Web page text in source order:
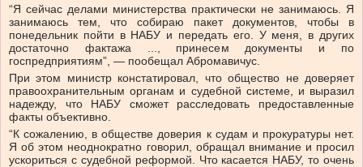
“Я сейчас делами министерства практически не занимаюсь. Я
занимаюсь тем, что собираю пакет документов, чтобы в
понедельник пойти в НАБУ и передать его. У меня, в других
достаточно фактажа ..., принесем документы и по
госпредприятиям”, — пообещал Абромавичус.
При этом министр констатировал, что общество не доверяет
правоохранительным органам и судебной системе, и выразил
надежду, что НАБУ сможет расследовать предоставленные
факты объективно.
“К сожалению, в обществе доверия к судам и прокуратуры нет.
Я об этом неоднократно говорил, обращал внимание и просил
ускориться с судебной реформой. Что касается НАБУ, то очень